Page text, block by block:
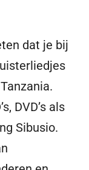
dat je bij
DVD’s als
Sibusio.